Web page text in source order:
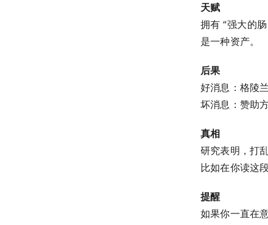
天赋
拥有 “强大的
是一种资产。
后果
好消息：格陵
坏消息：赞助
真相
研究表明，打
比如在你读这
提醒
如果你一直在